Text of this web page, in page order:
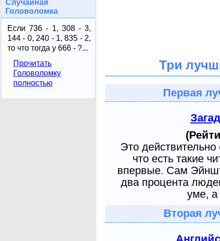
Случайная
Головоломка
Если 736 - 1, 308 - 3,
144 - 0, 240 - 1, 835 - 2,
то что тогда у 666 - ?...
Прочитать
Головоломку
полностью
Три
Первая
Это
что есть такие
впервые. Сам
два процента
уме, а
Вторая